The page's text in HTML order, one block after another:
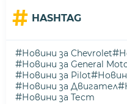
# HASHTAG
#Новини за Chevrolet#
#Новини за General
#Новини за Pilot#
#Новини за Двигател#
#Новини за Тест